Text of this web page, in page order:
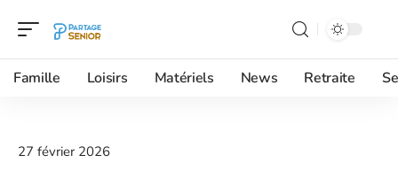
Famille Loisirs Matériels News Retraite
27 février 2026